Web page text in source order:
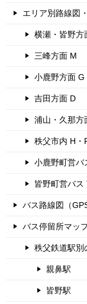
エリア別路線図
横瀬・皆野方
三峰方面 M
小鹿野方面 G
吉田方面 D
浦山・久那方
秩父市内 H・
小鹿野町営バ
皆野町営バス
バス路線図（GPS
バス停留所マッ
秩父鉄道駅別
親鼻駅
皆野駅